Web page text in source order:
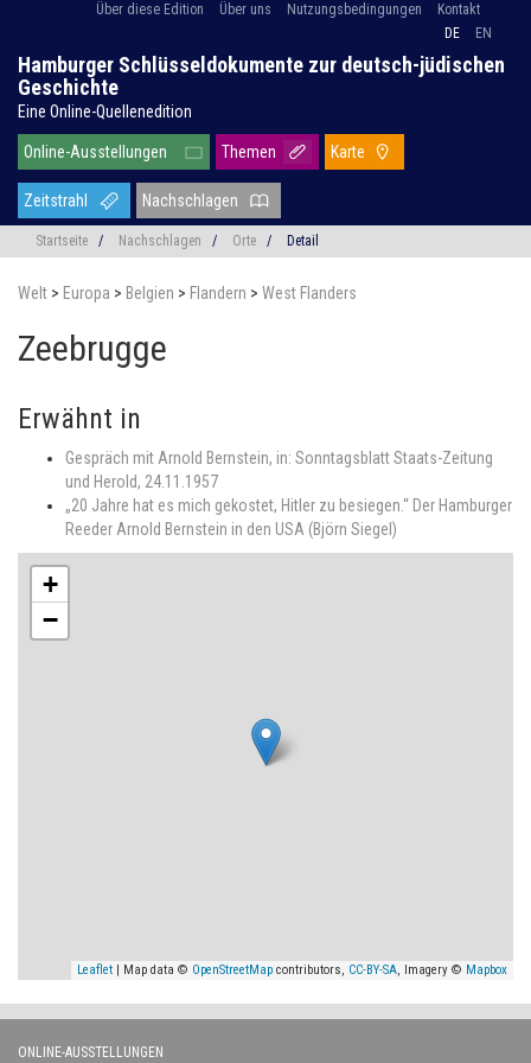
Über diese Edition Über uns Nutzungsbedingungen
Kontakt
DE
EN
Hamburger Schlüsseldokumente zur deutsch-jüdischen
Geschichte
Eine Online-Quellenedition
Online-Ausstellungen Themen Karte
Zeitstrahl Nachschlagen
Startseite / Nachschlagen / Orte / Detail
Welt > Europa > Belgien > Flandern > West Flanders
Zeebrugge
Erwähnt in
Gespräch mit Arnold Bernstein, in: Sonntagsblatt Staats-Zeitung
und Herold, 24.11.1957
„20 Jahre hat es mich gekostet, Hitler zu besiegen.“ Der Hamburger
Reeder Arnold Bernstein in den USA (Björn Siegel)
+
−
Leaflet | Map data © OpenStreetMap contributors, CC-BY-SA, Imagery © Mapbox
ONLINE-AUSSTELLUNGEN